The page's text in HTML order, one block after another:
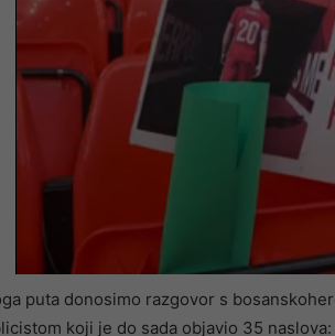
puta donosimo razgovor s
koji je do sada objavio 35